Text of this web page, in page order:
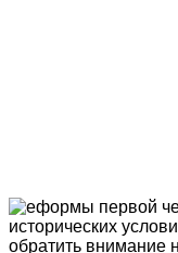
еформы первой
исторических
обратить внимание